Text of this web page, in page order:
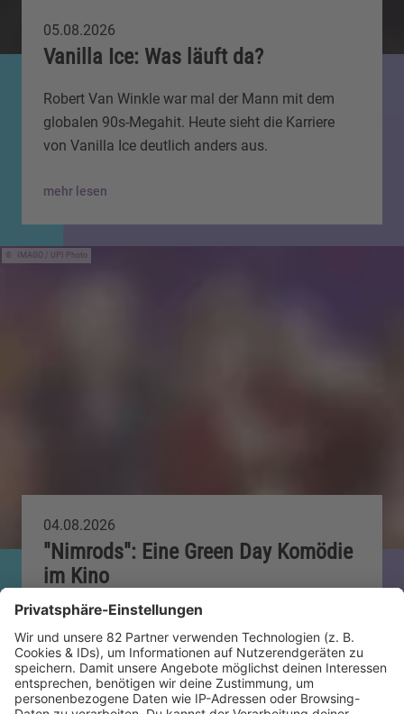
05.08.2026
Vanilla Ice: Was läuft da?
Robert Van Winkle war mal der Mann mit dem
globalen 90s-Megahit. Heute sieht die Karriere
von Vanilla Ice deutlich anders aus.
mehr lesen
IMAGO / UPI Photo
04.08.2026
"Nimrods": Eine Green Day Komödie
im Kino
Nach „Michael“ kommt der nächste Musikfilm ins
Kino - allerdings kein Biopic: Green Days
„Nimrods“ ist eine fiktive Komödie, inspiriert von
den Tourjahren der Band.